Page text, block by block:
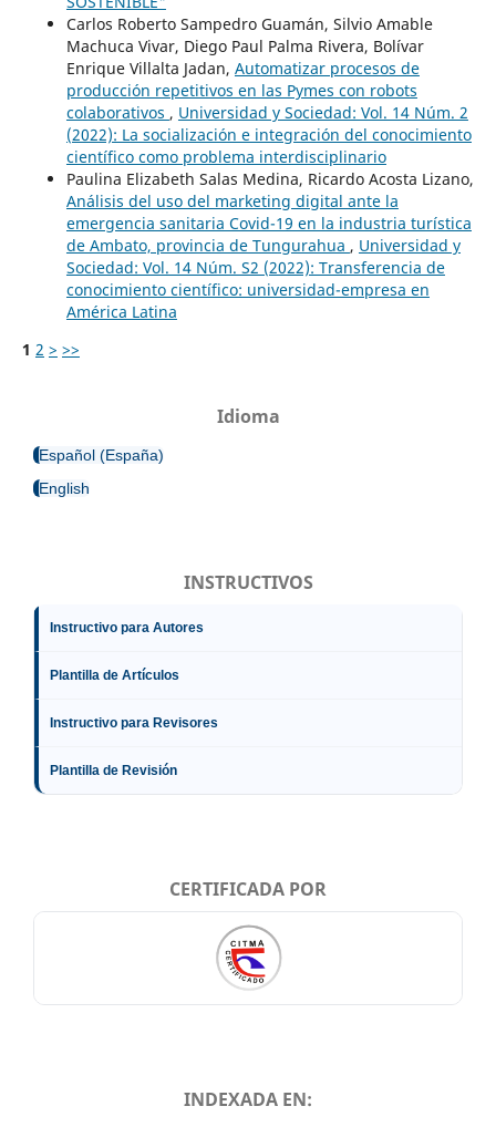
Carlos Roberto Sampedro Guamán, Silvio Amable
Machuca Vivar, Diego Paul Palma Rivera, Bolívar
Enrique Villalta Jadan, Automatizar procesos de
producción repetitivos en las Pymes con robots
colaborativos , Universidad y Sociedad: Vol. 14 Núm. 2
(2022): La socialización e integración del conocimiento
científico como problema interdisciplinario
Paulina Elizabeth Salas Medina, Ricardo Acosta Lizano,
Análisis del uso del marketing digital ante la
emergencia sanitaria Covid-19 en la industria turística
de Ambato, provincia de Tungurahua , Universidad y
Sociedad: Vol. 14 Núm. S2 (2022): Transferencia de
conocimiento científico: universidad-empresa en
América Latina
1 2 > >>
Idioma
Español (España)
English
INSTRUCTIVOS
Instructivo para Autores
Plantilla de Artículos
Instructivo para Revisores
Plantilla de Revisión
CERTIFICADA POR
INDEXADA EN: